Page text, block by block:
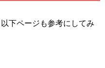
下ページも参考にしてみ